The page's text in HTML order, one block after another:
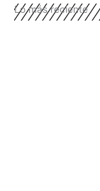
Lo más reciente